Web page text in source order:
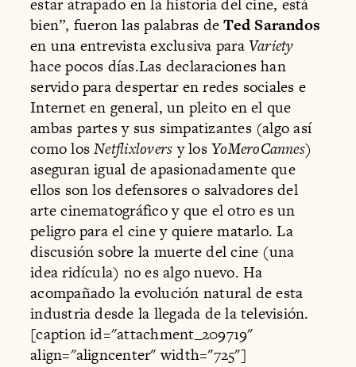
estar atrapado en la historia del cine, está
bien”, fueron las palabras deTed Sarandos
en una entrevista exclusiva paraVariety
hace pocos días.Las declaraciones han
servido para despertar en redes sociales e
Internet en general, un pleito en el que
ambas partes y sus simpatizantes (algo así
como losNetflixloversy losYoMeroCannes)
aseguran igual de apasionadamente que
ellos son los defensores o salvadores del
arte cinematográfico y que el otro es un
peligro para el cine y quiere matarlo. La
discusión sobre la muerte del cine (una
idea ridícula) no es algo nuevo. Ha
acompañado la evolución natural de esta
industria desde la llegada de la televisión.
[caption id="attachment_209719"
align="aligncenter" width="725"]